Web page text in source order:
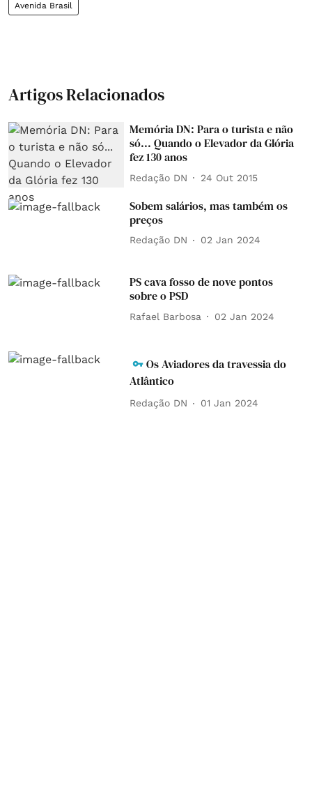
Avenida Brasil
Artigos Relacionados
Memória DN: Para o turista e não
só... Quando o Elevador da Glória
fez 130 anos
Redação DN 24 Out 2015
Sobem salários, mas também os
preços
Redação DN 02 Jan 2024
PS cava fosso de nove pontos
sobre o PSD
Rafael Barbosa 02 Jan 2024
Os Aviadores da travessia do
Atlântico
Redação DN 01 Jan 2024